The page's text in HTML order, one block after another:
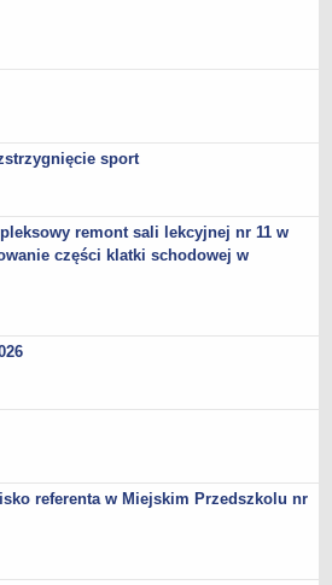
PUBLICZNEJ
sport
remont sali lekcyjnej nr 11 w
części klatki schodowej w
referenta w Miejskim Przedszkolu nr